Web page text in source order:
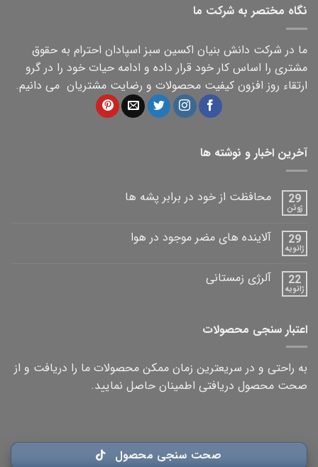
نگاه مختصر به شرکت ما
ما در شرکت دانش بنیان اکسین سبز اسپادان احترام به حقوق
مشتری را اساس کار خود قرار داده و ادامه حیات خود را در گرو
ارتقاء روز افزون کیفیت محصولات و رضایت مشتریان می دانیم.
آخرین اخبار و نوشته ها
29
ژوئن
محافظت از خود در برابر پشه ها
29
ژانویه
آلاینده های مضر موجود در هوا
22
ژانویه
آلرژی زمستانی
اعتبار سنجی محصولات
به راحتی و در سریعترین زمان ممکن محصولات ما را دریافت و از
صحت محصول دریافتی اطمینان حاصل نمایید.
صحت سنجی محصول